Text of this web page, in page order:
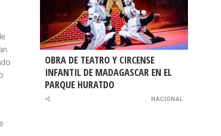
OBRA DE TEATRO Y CIRCENSE
INFANTIL DE MADAGASCAR EN EL
PARQUE HURATDO
NACIONAL